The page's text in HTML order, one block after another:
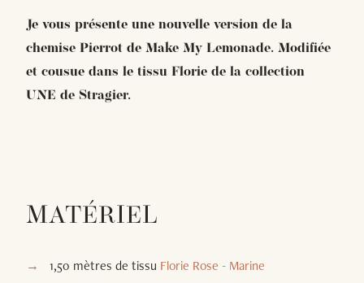
Je vous présente une nouvelle version de la
chemise Pierrot de Make My Lemonade. Modifiée
et cousue dans le tissu Florie de la collection
UNE de Stragier.
MATÉRIEL
1,50 mètres de tissu Florie Rose - Marine